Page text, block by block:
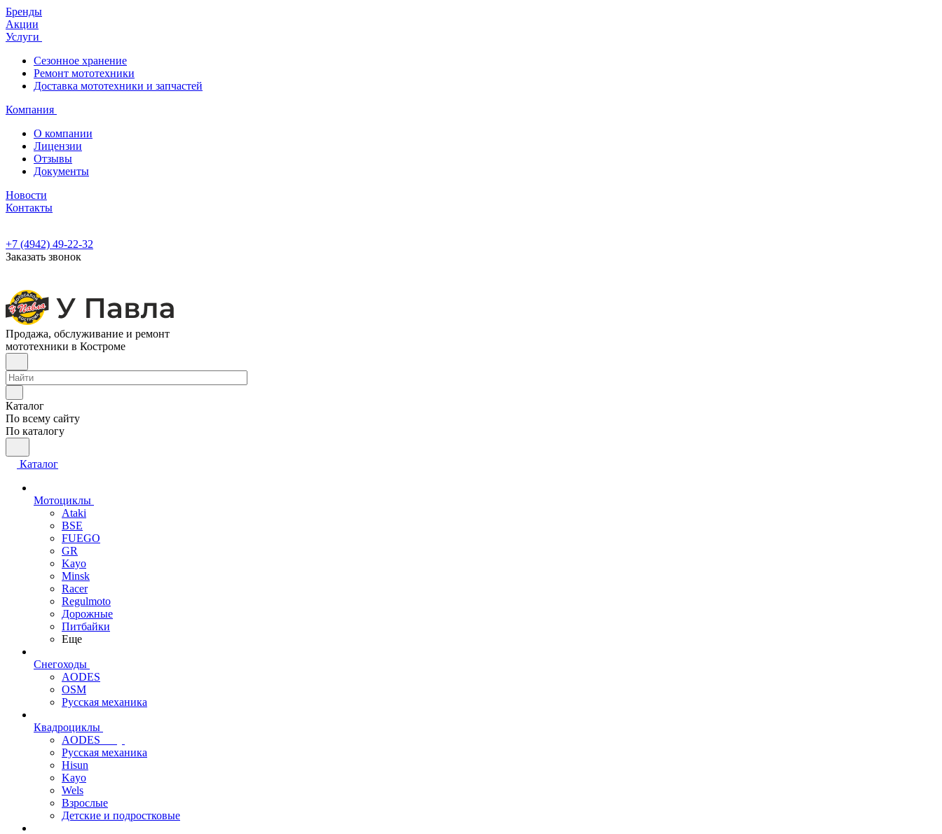
Бренды
Акции
Услуги
Сезонное хранение
Ремонт мототехники
Доставка мототехники и запчастей
Компания
О компании
Лицензии
Отзывы
Документы
Новости
Контакты
+7 (4942) 49-22-32
Заказать звонок
Продажа, обслуживание и ремонт
мототехники в Костроме
Каталог
По всему сайту
По каталогу
Каталог
Мотоциклы
Ataki
BSE
FUEGO
GR
Kayo
Minsk
Racer
Regulmoto
Дорожные
Питбайки
Еще
Снегоходы
AODES
OSM
Русская механика
Квадроциклы
AODES
Русская механика
Hisun
Kayo
Wels
Взрослые
Детские и подростковые